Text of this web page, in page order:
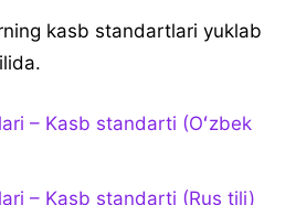
kasb standartlari yuklab
– Kasb standarti (Oʻzbek
– Kasb standarti (Rus tili)